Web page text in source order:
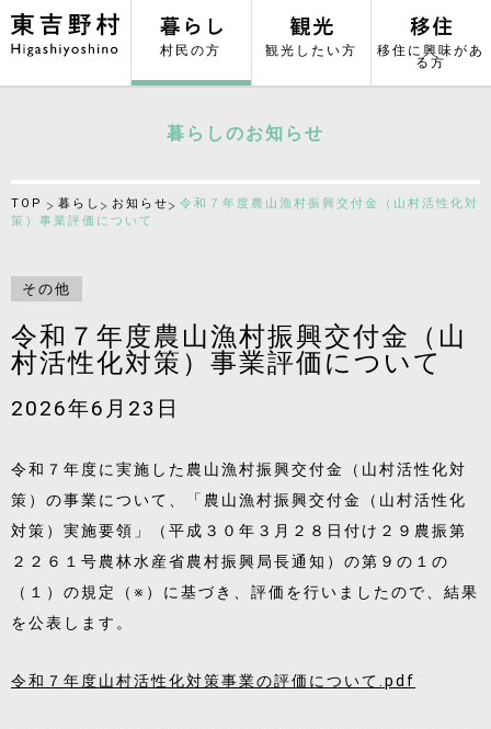
村民の方 観光したい方 移住に興味があ
る方
暮らしのお知らせ
TOP 暮らし お知らせ
令和７年度農山漁村振興交付金（山村活性化対
策）事業評価について
その他
令和７年度農山漁村振興交付金（山
村活性化対策）事業評価について
2026年6月23日
令和７年度に実施した農山漁村振興交付金（山村活性化対
策）の事業について、「農山漁村振興交付金（山村活性化
対策）実施要領」（平成３０年３月２８日付け２９農振第
２２６１号農林水産省農村振興局長通知）の第９の１の
（１）の規定（※）に基づき、評価を行いましたので、結果
を公表します。
令和７年度山村活性化対策事業の評価について.pdf